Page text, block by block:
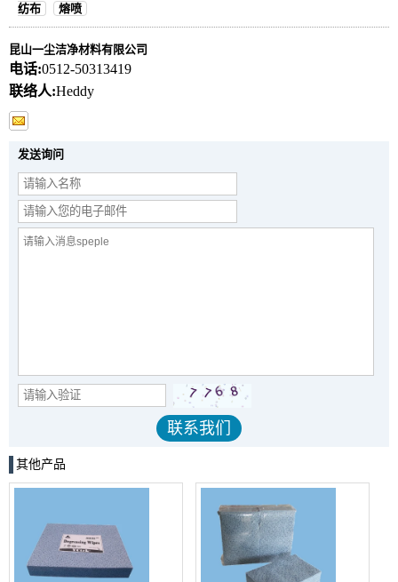
纺布
熔喷
昆山一尘洁净材料有限公司
电话:0512-50313419
联络人:Heddy
发送询问
其他产品